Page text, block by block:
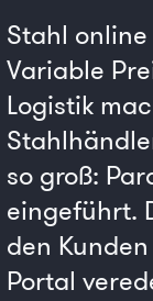
Stahl
Variable
Logistik
so groß:
eingeführt.
den
Portal